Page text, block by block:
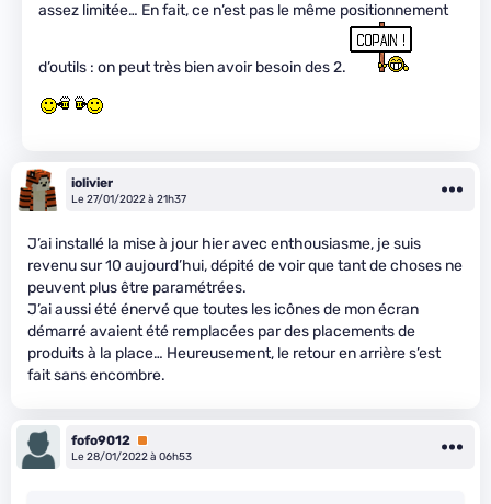
assez limitée… En fait, ce n’est pas le même positionnement
d’outils : on peut très bien avoir besoin des 2.
iolivier
Le 27/01/2022 à 21h37
J’ai installé la mise à jour hier avec enthousiasme, je suis
revenu sur 10 aujourd’hui, dépité de voir que tant de choses ne
peuvent plus être paramétrées.
J’ai aussi été énervé que toutes les icônes de mon écran
démarré avaient été remplacées par des placements de
produits à la place… Heureusement, le retour en arrière s’est
fait sans encombre.
fofo9012 Premium
Le 28/01/2022 à 06h53